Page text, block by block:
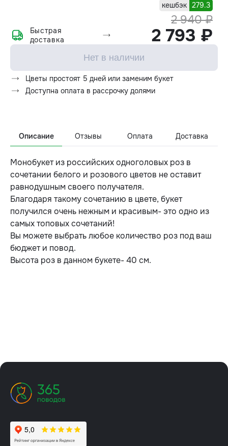
кешбэк 279.3
2 940 ₽
2 793 ₽
Быстрая
доставка
Нет в наличии
Цветы простоят 5 дней или заменим букет
Доступна оплата в рассрочку долями
Описание Отзывы Оплата Доставка
Монобукет из российских одноголовых роз в
сочетании белого и розового цветов не оставит
равнодушным своего получателя.
Благодаря такому сочетанию в цвете, букет
получился очень нежным и красивым- это одно из
самых топовых сочетаний!
Вы можете выбрать любое количество роз под ваш
бюджет и повод.
Высота роз в данном букете- 40 см.